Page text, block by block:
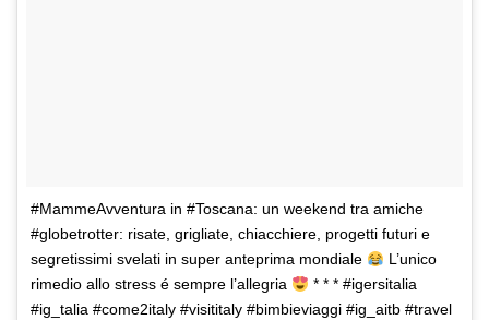
#MammeAvventura in #Toscana: un weekend tra amiche
#globetrotter: risate, grigliate, chiacchiere, progetti futuri e
segretissimi svelati in super anteprima mondiale
L’unico
rimedio allo stress é sempre l’allegria
* * * #igersitalia
#ig_talia #come2italy #visititaly #bimbieviaggi #ig_aitb #travel